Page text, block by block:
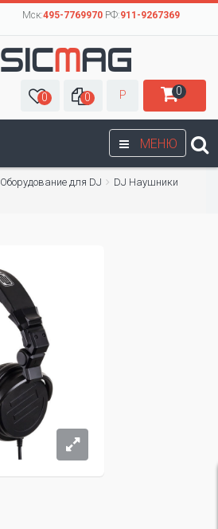
Мск:495-7769970РФ:911-9267369
0 0 Р 0
МЕНЮ
Оборудование для DJ
DJ Наушники